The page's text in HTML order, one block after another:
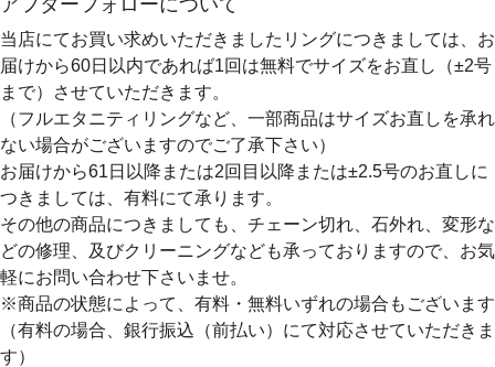
当店にてお買い求めいただきましたリングにつきましては、お
届けから60日以内であれば1回は無料でサイズをお直し（±2号
まで）させていただきます。
（フルエタニティリングなど、一部商品はサイズお直しを承れ
ない場合がございますのでご了承下さい）
お届けから61日以降または2回目以降または±2.5号のお直しに
つきましては、有料にて承ります。
その他の商品につきましても、チェーン切れ、石外れ、変形な
どの修理、及びクリーニングなども承っておりますので、お気
軽にお問い合わせ下さいませ。
※商品の状態によって、有料・無料いずれの場合もございます
（有料の場合、銀行振込（前払い）にて対応させていただきま
す）